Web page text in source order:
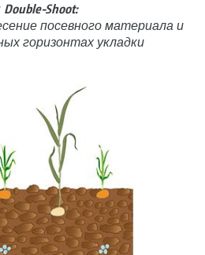
Shoot:
посевного материала и
горизонтах укладки